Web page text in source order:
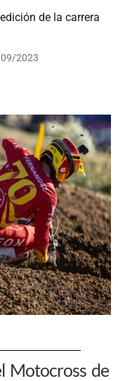
de la carrera
2023
Motocross de